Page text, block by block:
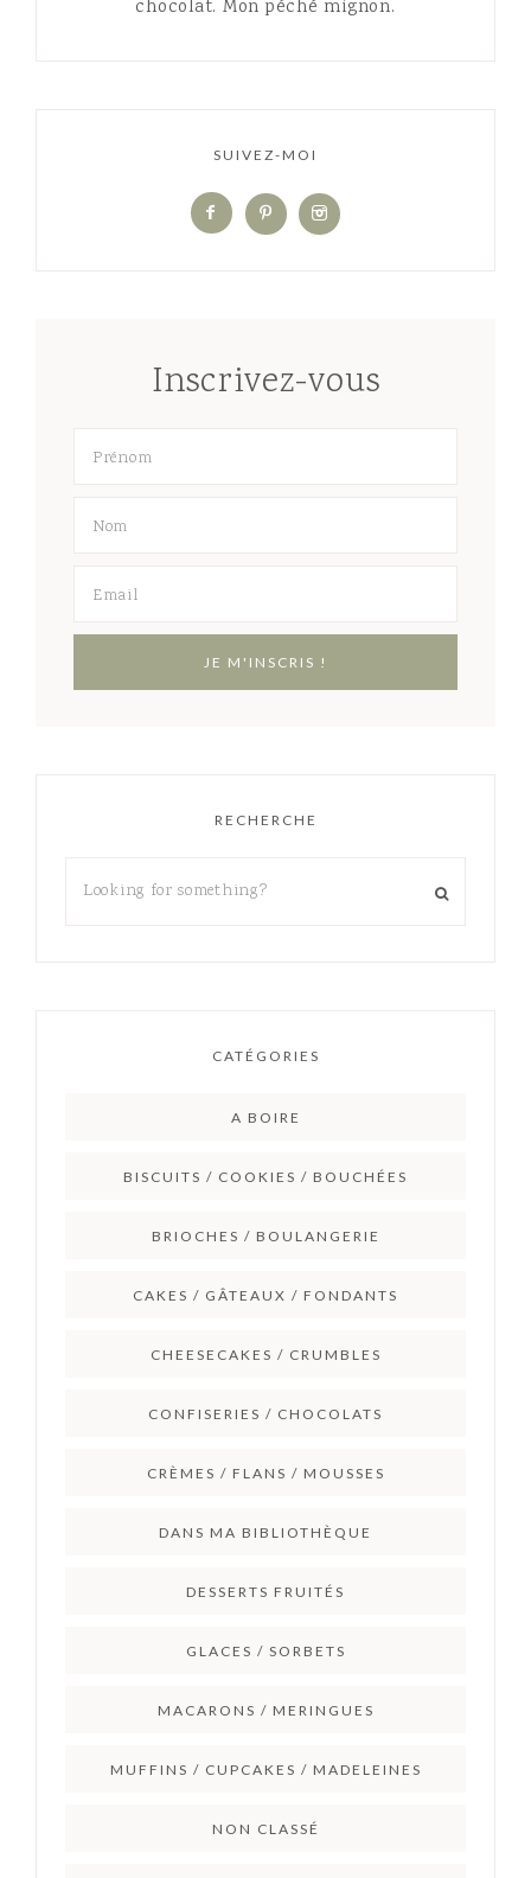
chocolat. Mon péché mignon.
SUIVEZ-MOI
Inscrivez-vous
RECHERCHE
CATÉGORIES
A BOIRE
BISCUITS / COOKIES / BOUCHÉES
BRIOCHES / BOULANGERIE
CAKES / GÂTEAUX / FONDANTS
CHEESECAKES / CRUMBLES
CONFISERIES / CHOCOLATS
CRÈMES / FLANS / MOUSSES
DANS MA BIBLIOTHÈQUE
DESSERTS FRUITÉS
GLACES / SORBETS
MACARONS / MERINGUES
MUFFINS / CUPCAKES / MADELEINES
NON CLASSÉ